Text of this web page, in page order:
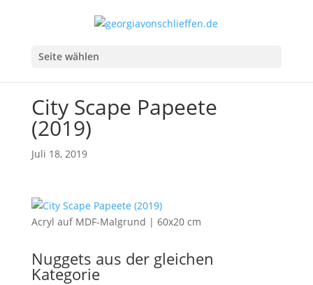
Seite wählen
City Scape Papeete
(2019)
Juli 18, 2019
Acryl auf MDF-Malgrund | 60x20 cm
Nuggets aus der gleichen
Kategorie